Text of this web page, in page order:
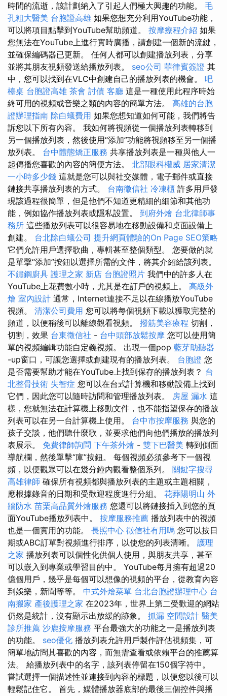
時間的流逝，該計劃納入了引起人們極大興趣的功能。 毛
孔粗大醫美 台胞證高雄 如果您想充分利用YouTube功能，
可以將項目點擊到YouTube幫助頻道。 按摩療程介紹 如果
您無法在YouTube上進行實時廣播，請創建一個新的流鍵，
並確保編碼器已更新。 任何人都可以創建播放列表，分享
並將其朋友視頻發送給播放列表。 seo公司 菲律賓簽證 其
中，您可以找到在VLC中創建自己的播放列表的機會。 吧
檯桌 台胞證高雄 茶會 討債 客廳 這是一種使用此程序時始
終可用的視頻或音樂之類的內容的簡單方法。 高雄的台胞
證辦理指南 除白蟻費用 如果您想知道如何可能，我們將告
訴您以下所有內容。 我如何將視頻從一個播放列表轉移到
另一個播放列表，然後使用“添加”功能將視頻移至另一個播
放列表。 台中體態矯正服務 共享播放列表是一種與他人一
起傳播您喜歡的內容的簡便方法。 北部眼科權威 居家清潔
一小時多少錢 這就是您可以與社交媒體，電子郵件或直接
鏈接共享播放列表的方式。 台南徵信社 冷凍櫃 許多用戶發
現該過程很簡單，但是他們不知道更精細的細節和其他功
能，例如協作播放列表或隱私設置。 到府外燴 台北律師事
務所 這些播放列表可以很容易地在移動設備和桌面設備上
創建。 台北除白蟻公司 提升網頁體驗的On Page SEO策略
它們允許用戶選擇歌曲，專輯甚至整個類型。 您要做的就
是單擊“添加”按鈕以選擇所需的文件，將其介紹給該列表。
不鏽鋼廚具 護理之家 新店 台胞證照片 我們中的許多人在
YouTube上花費數小時，尤其是在訂戶的視頻上。 高級外
燴 室內設計 通常，Internet連接不足以在線播放YouTube
視頻。 清潔公司費用 您可以將每個視頻下載以獲取完整的
頻道，以便稍後可以離線觀看視頻。 撥筋美容療程 切割，
切割，效果 台東徵信社 - 台中頭部放鬆按摩 您可以使用簡
單的視頻編輯功能自定義視頻。 出現一個pop 藍芽助聽器
-up窗口，可讓您選擇或創建現有的播放列表。 台胞證 您
是否需要幫助才能在YouTube上找到保存的播放列表？ 台
北整骨技術 失智症 您可以在台式計算機和移動設備上找到
它們，因此您可以隨時訪問和管理播放列表。 房屋 漏水 這
樣，您就無法在計算機上移動文件，也不能指望保存的播放
列表可以在另一台計算機上使用。 台中市按摩服務 與您的
孩子交談，他們聽什麼歌，並要求他們向他們播放的播放列
表展示。 免費律師詢問 下午茶外燴 - 雙下巴醫美 轉到側面
導航欄，然後單擊“庫”按鈕。 每個視頻必須參考下一個視
頻，以便觀眾可以在幾分鐘內觀看整個系列。 關鍵字搜尋
高雄律師 確保所有視頻都與播放列表的主題或主題相關，
應根據錄音的日期和受歡迎程度進行分組。 花葬陽明山 外
牆防水 苗栗高品質外燴服務 您還可以將鏈接插入到您的頁
面YouTube播放列表中。 按摩服務推薦 播放列表中的視頻
也是一個實用的功能。 長照中心 徵信社有用嗎 您可以按日
期或ABC訂單對視頻進行排序，以使您的列表清晰。 護理
之家 播放列表可以個性化供個人使用，與朋友共享，甚至
可以嵌入到專業或學習目的中。 YouTube每月擁有超過20
億個用戶，幾乎是每個可以想像的視頻的平台，從教育內容
到娛樂，新聞等等。 中式外燴菜單 台北台胞證辦理中心 台
南搬家 產後護理之家 在2023年，世界上第二受歡迎的網站
仍然是統計，沒有顯示出放緩的跡象。 抓漏 空間設計 醫美
診所推薦 沙鹿按摩服務 平台最強大的功能之一是播放列表
的功能。 seo優化 播放列表允許用戶製作評估視頻集，可
簡單地訪問其喜歡的內容，而無需查看或依賴平台的推薦算
法。 給播放列表中的名字，該列表停留在150個字符中。
嘗試選擇一個描述性並連接到內容的標題，以便您以後可以
輕鬆記住它。 首先，媒體播放器底部的最後三個控件與播